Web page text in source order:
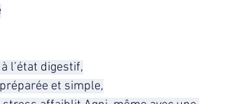
l’état digestif,
et simple,